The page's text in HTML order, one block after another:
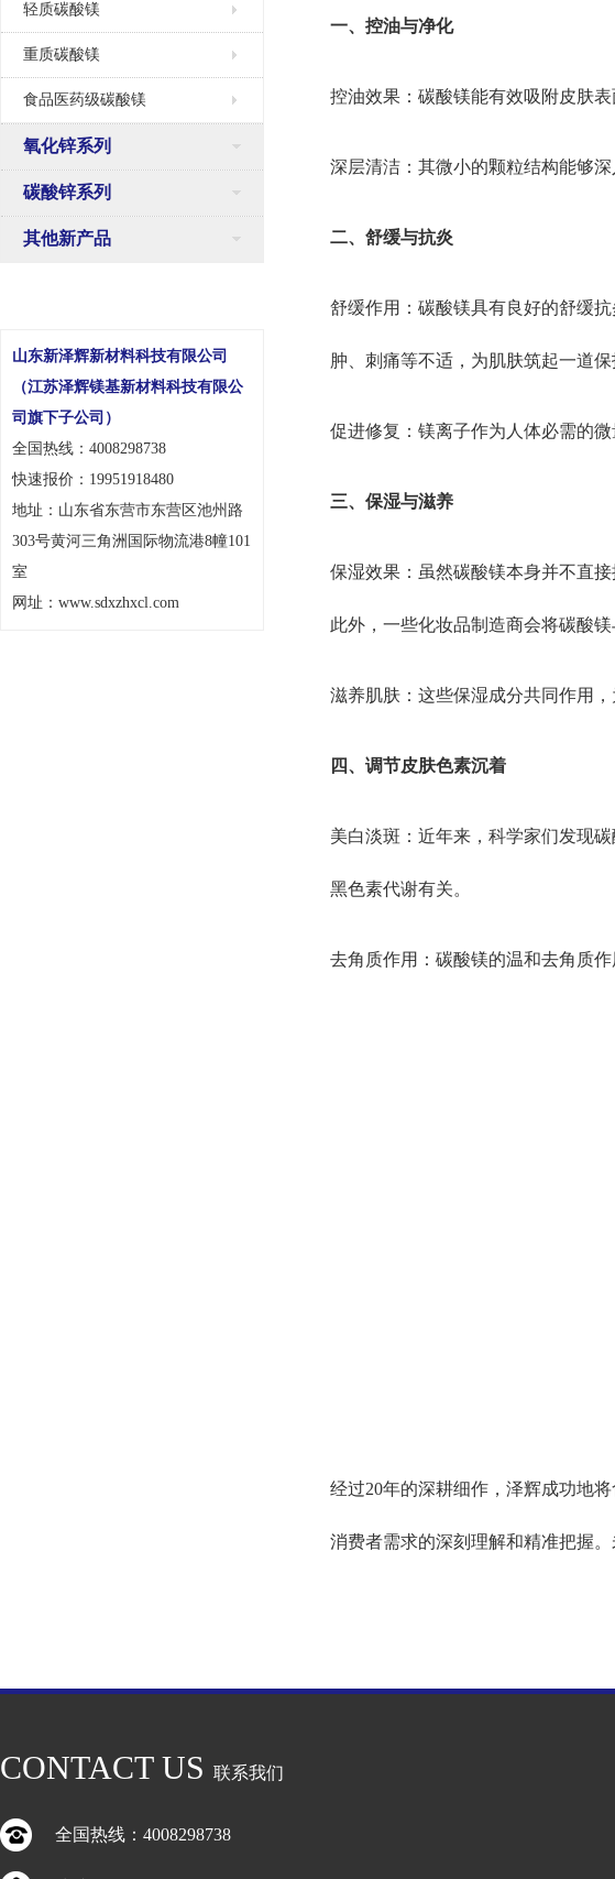
轻质碳酸镁
重质碳酸镁
食品医药级碳酸镁
氧化锌系列
碳酸锌系列
其他新产品
山东新泽辉新材料科技有限公司
（江苏泽辉镁基新材料科技有限公
司旗下子公司）
全国热线：4008298738
快速报价：19951918480
地址：山东省东营市东营区池州路
303号黄河三角洲国际物流港8幢101
室
网址：www.sdxzhxcl.com
一、控油与净化
控油效果：碳酸镁能有效吸附皮肤
深层清洁：其微小的颗粒结构能够
二、舒缓与抗炎
舒缓作用：碳酸镁具有良好的舒缓
肿、刺痛等不适，为肌肤筑起一道保
促进修复：镁离子作为人体必需的
三、保湿与滋养
保湿效果：虽然碳酸镁本身并不直
此外，一些化妆品制造商会将碳酸
滋养肌肤：这些保湿成分共同作用
四、调节皮肤色素沉着
美白淡斑：近年来，科学家们发现
黑色素代谢有关。
去角质作用：碳酸镁的温和去角质
经过20年的深耕细作，泽辉成功地
消费者需求的深刻理解和精准把握
CONTACT US 联系我们
全国热线：4008298738